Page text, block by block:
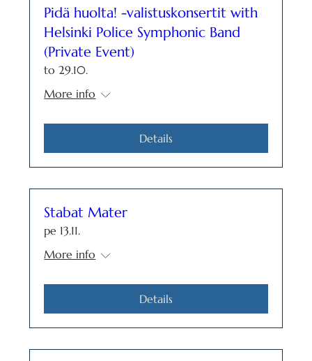
Pidä huolta! -valistuskonsertit with
Helsinki Police Symphonic Band
(Private Event)
to 29.10.
More info
Details
Stabat Mater
pe 13.11.
More info
Details